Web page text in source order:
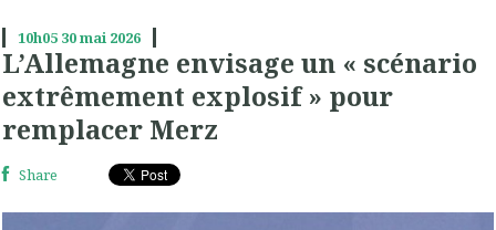
10h05 30mai 2026
L’Allemagne envisage un « scénario
extrêmement explosif » pour
remplacer Merz
Share